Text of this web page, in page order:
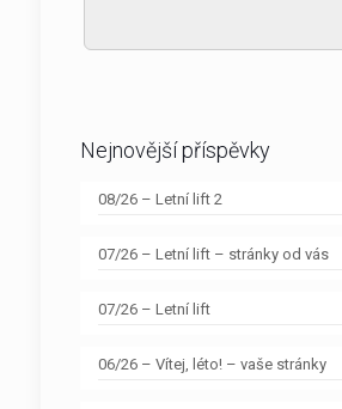
Nejnovější příspěvky
08/26 – Letní lift 2
07/26 – Letní lift – stránky od vás
07/26 – Letní lift
06/26 – Vítej, léto! – vaše stránky